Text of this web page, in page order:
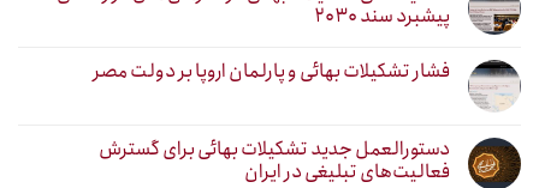
پیشبرد سند ۲۰۳۰
فشار تشکیلات بهائی و پارلمان اروپا بر دولت مصر
دستورالعمل جدید تشکیلات بهائی برای گسترش
فعالیت‌های تبلیغی در ایران